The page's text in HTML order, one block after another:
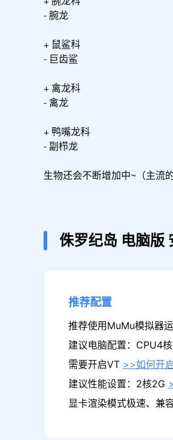
- 腕龙
+ 鼠鲨科
- 巨齿鲨
+ 禽龙科
- 禽龙
+ 鸭嘴龙科
- 副栉龙
生物还会不断增加中~（主流
侏罗纪岛 电脑版
推荐配置
推荐使用MuMu模拟器
建议电脑配置：CPU4
需要开启VT >>如何开
建议性能设置：2核2G
显卡渲染模式极速、兼